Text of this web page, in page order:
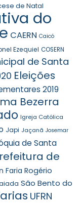
de Natal
do
CAERN Caicó
Ezequiel COSERN
de Santa
Eleições
2019
Bezerra
Igreja Católica
Japi Jaçanã Josemar
de Santa
de
Faria Rogério
São Bento do
UFRN